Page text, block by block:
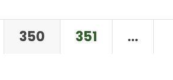
350 351
…